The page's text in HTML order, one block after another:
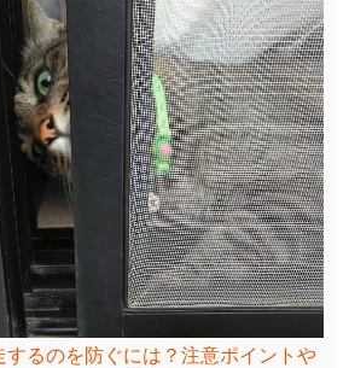
するのを防ぐには？注意ポイントや